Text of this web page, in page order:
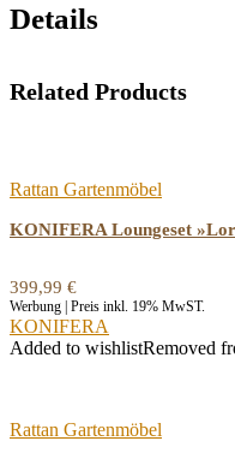
Details
Related Products
Rattan Gartenmöbel
KONIFERA Loungeset
399,99 €
Werbung | Preis inkl. 19% MwST.
KONIFERA
Added to wishlistRemoved
Rattan Gartenmöbel